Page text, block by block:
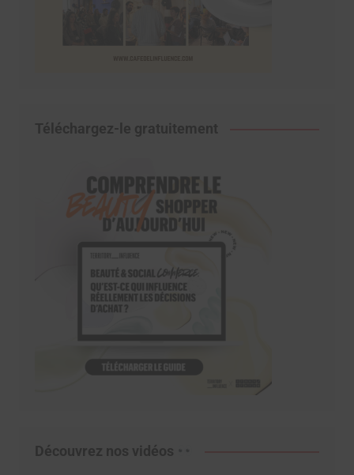
Téléchargez-le gratuitement
Découvrez nos vidéos